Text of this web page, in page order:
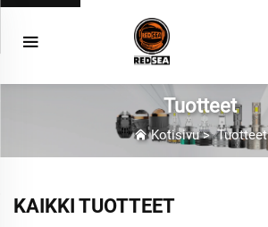
Tuotteet
Kotisivu>Tuotteet
KAIKKI TUOTTEET